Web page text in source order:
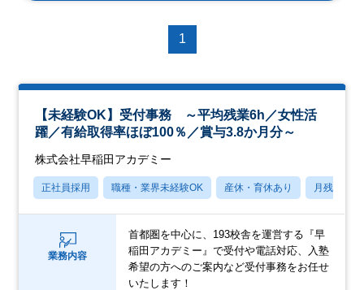
1
【未経験OK】受付事務 ～平均残業6h／女性活
躍／有給取得率ほぼ100％／賞与3.8か月分～
株式会社早稲田アカデミー
正社員採用 職種・業界未経験OK 産休・育休あり 月残業20
業務内容
首都圏を中心に、193校舎を運営する『早
稲田アカデミー』で受付や電話対応、入塾
希望の方へのご案内など受付事務をお任せ
いたします！